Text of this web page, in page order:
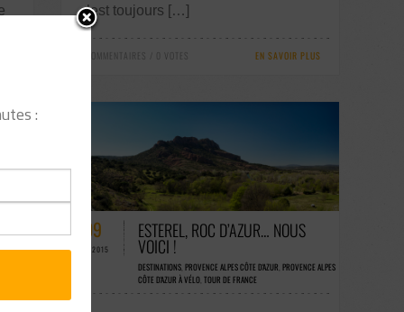
c’est toujours […]
1 COMMENTAIRES / 0 VOTES EN SAVOIR PLUS
56 COMMENTAIRES / 0 VOTES
09
OCT-2015
ESTEREL, ROC D’AZUR… NOUS
VOICI !
DESTINATIONS, PROVENCE ALPES CÔTE D'AZUR, PROVENCE ALPES
CÔTE D'AZUR À VÉLO, TOUR DE FRANCE
: